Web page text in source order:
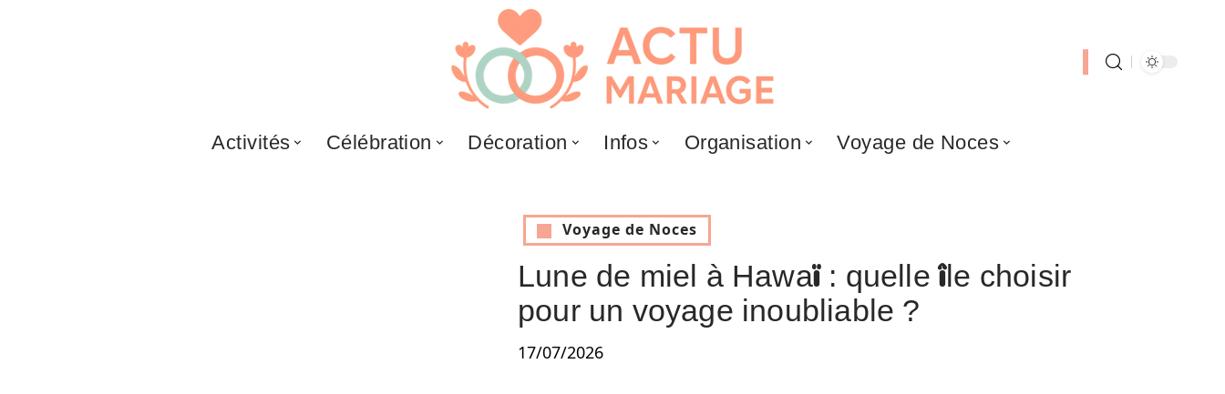
Activités Célébration Décoration Infos Organisation Voyage de Noces
Voyage de Noces
Lune de miel à Hawaï : quelle île choisir
pour un voyage inoubliable ?
17/07/2026